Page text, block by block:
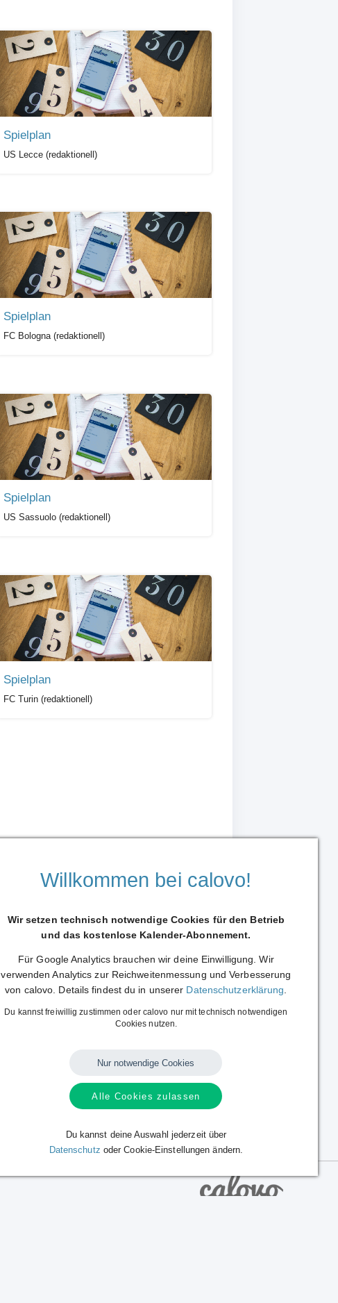
Spielplan
US Lecce (redaktionell)
Spielplan
FC Bologna (redaktionell)
Spielplan
US Sassuolo (redaktionell)
Spielplan
FC Turin (redaktionell)
Willkommen bei calovo!
Wir setzen technisch notwendige Cookies für den Betrieb
und das kostenlose Kalender-Abonnement.
Für Google Analytics brauchen wir deine Einwilligung. Wir
verwenden Analytics zur Reichweitenmessung und Verbesserung
von calovo. Details findest du in unserer Datenschutzerklärung
Du kannst freiwillig zustimmen oder calovo nur mit technisch notwendigen
Cookies nutzen.
Nur notwendige Cookies
Alle Cookies zulassen
Du kannst deine Auswahl jederzeit über
Datenschutz oder Cookie-Einstellungen ändern.